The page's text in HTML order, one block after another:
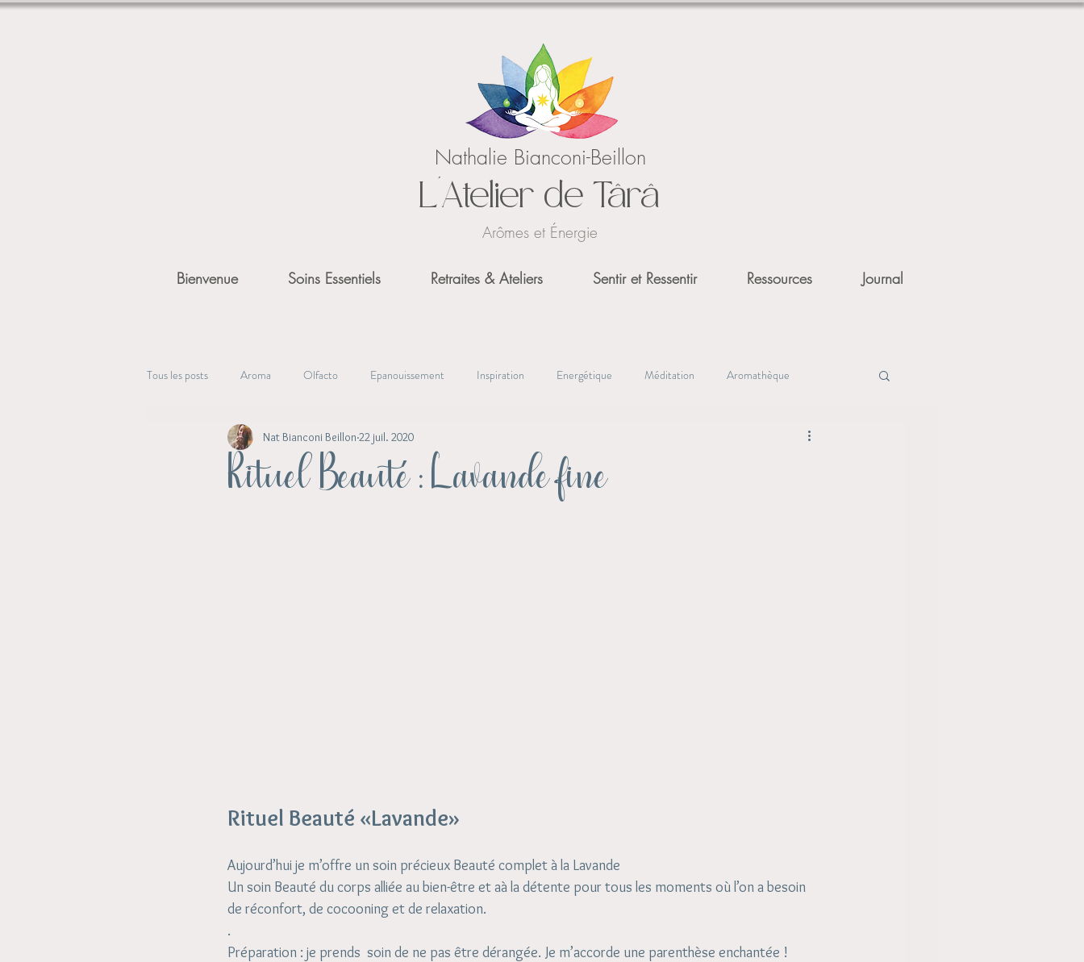
Nathalie Bianconi-Beillon
L'Atelier de Târâ
Arômes et Énergie
Bienvenue Soins Essentiels Retraites & Ateliers Sentir et Ressentir Ressources Journal
Tous les posts Aroma Olfacto Epanouissement Inspiration Energétique Méditation Aromathèque
Beauté Essentielle Alchimie végétale Oracle Essentiel
Rituel Beauté : Lavande fine
Nat Bianconi Beillon 22 juil. 2020
Rituel Beauté «Lavande»
Aujourd’hui je m’offre un soin précieux Beauté complet à la Lavande
Un soin Beauté du corps alliée au bien-être et aà la détente pour tous les moments où l’on a besoin
de réconfort, de cocooning et de relaxation.
.
Préparation : je prends  soin de ne pas être dérangée. Je m’accorde une parenthèse enchantée !